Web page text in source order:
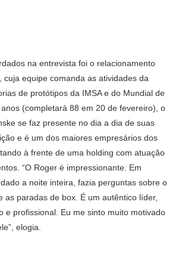
na entrevista foi o relacionamento
cuja equipe comanda as atividades da
de protótipos da IMSA e do Mundial de
(completará 88 em 20 de fevereiro), o
se faz presente no dia a dia de suas
e é um dos maiores empresários dos
à frente de uma holding com atuação
“O Roger é impressionante. Em
a noite inteira, fazia perguntas sobre o
as paradas de box. É um autêntico líder,
e profissional. Eu me sinto muito motivado
elogia.